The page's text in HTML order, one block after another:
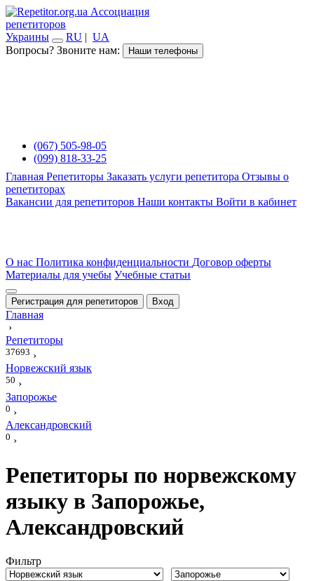
Ассоциация
репетиторов
Украины
RU | UA
Вопросы? Звоните нам:
Наши телефоны
(067) 505-98-05
(099) 818-33-25
Главная Репетиторы Заказать услуги репетитора Отзывы о
репетиторах
Вакансии для репетиторов Наши контакты Войти в кабинет
О нас Политика конфиденциальности Договор оферты
Материалы для учебы Учебные статьи
Регистрация для репетиторов Вход
Главная
›
Репетиторы
37693 ›
Норвежский язык
50 ›
Запорожье
0 ›
Александровский
0 ›
Репетиторы по норвежскому
языку в Запорожье,
Александровский
Фильтр